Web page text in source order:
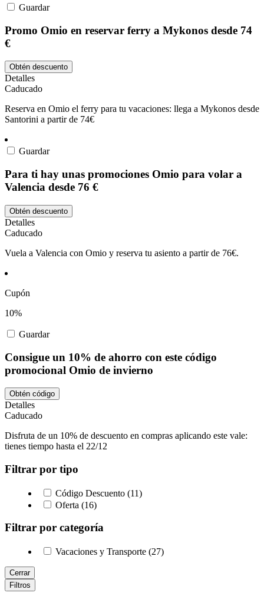
Guardar
Promo Omio en reservar ferry a Mykonos desde 74
€
Obtén descuento
Detalles
Caducado
Reserva en Omio el ferry para tu vacaciones: llega a Mykonos desde
Santorini a partir de 74€
Guardar
Para ti hay unas promociones Omio para volar a
Valencia desde 76 €
Obtén descuento
Detalles
Caducado
Vuela a Valencia con Omio y reserva tu asiento a partir de 76€.
Cupón
10%
Guardar
Consigue un 10% de ahorro con este código
promocional Omio de invierno
Obtén código
Detalles
Caducado
Disfruta de un 10% de descuento en compras aplicando este vale:
tienes tiempo hasta el 22/12
Filtrar por tipo
Código Descuento (11)
Oferta (16)
Filtrar por categoría
Vacaciones y Transporte (27)
Cerrar
Filtros